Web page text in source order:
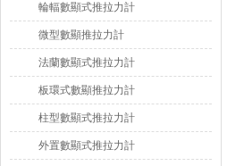
輪輻數顯式推拉力計
微型數顯推拉力計
法蘭數顯式推拉力計
板環式數顯推拉力計
柱型數顯式推拉力計
外置數顯式推拉力計